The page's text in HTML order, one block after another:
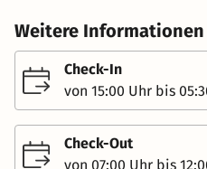
Weitere Informationen
Check-In
von 15:00 Uhr bis
Check-Out
von 07:00 Uhr bis